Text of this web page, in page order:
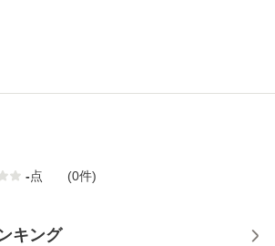
-点 (0件)
キング